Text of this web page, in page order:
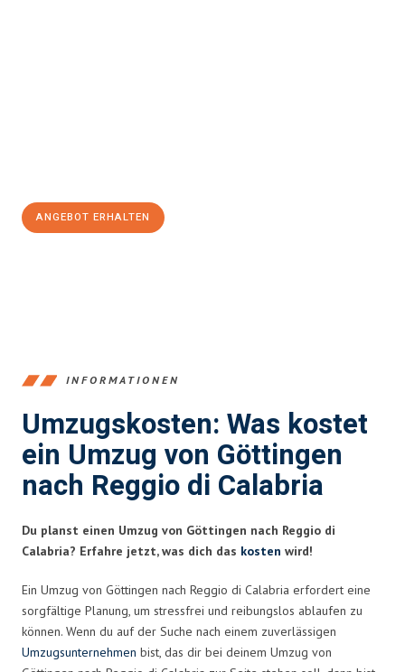
ANGEBOT ERHALTEN
INFORMATIONEN
Umzugskosten: Was kostet
ein Umzug von Göttingen
nach Reggio di Calabria
Du planst einen Umzug von Göttingen nach Reggio di
Calabria? Erfahre jetzt, was dich das kosten wird!
Ein Umzug von Göttingen nach Reggio di Calabria erfordert eine
sorgfältige Planung, um stressfrei und reibungslos ablaufen zu
können. Wenn du auf der Suche nach einem zuverlässigen
Umzugsunternehmen bist, das dir bei deinem Umzug von